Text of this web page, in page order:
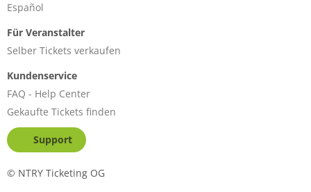
Español
Für Veranstalter
Selber Tickets verkaufen
Kundenservice
FAQ - Help Center
Gekaufte Tickets finden
Support
© NTRY Ticketing OG